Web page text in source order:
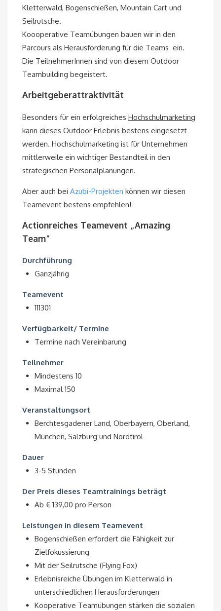
Kletterwald, Bogenschießen, Mountain Cart und
Seilrutsche.
Koooperative Teamübungen bauen wir in den
Parcours als Herausforderung für die Teams ein.
Die TeilnehmerInnen sind von diesem Outdoor
Teambuilding begeistert.
Arbeitgeberattraktivität
Besonders für ein erfolgreiches Hochschulmarketing
kann dieses Outdoor Erlebnis bestens eingesetzt
werden. Hochschulmarketing ist für Unternehmen
mittlerweile ein wichtiger Bestandteil in den
strategischen Personalplanungen.
Aber auch bei Azubi-Projekten können wir diesen
Teamevent bestens empfehlen!
Actionreiches Teamevent „Amazing
Team“
Durchführung
Ganzjährig
Teamevent
111301
Verfügbarkeit/ Termine
Termine nach Vereinbarung
Teilnehmer
Mindestens 10
Maximal 150
Veranstaltungsort
Berchtesgadener Land, Oberbayern, Oberland,
München, Salzburg und Nordtirol
Dauer
3-5 Stunden
Der Preis dieses Teamtrainings beträgt
Ab € 139,00 pro Person
Leistungen in diesem Teamevent
Bogenschießen erfordert die Fähigkeit zur
Zielfokussierung
Mit der Seilrutsche (Flying Fox)
Erlebnisreiche Übungen im Kletterwald in
unterschiedlichen Herausforderungen
Kooperative Teamübungen stärken die sozialen